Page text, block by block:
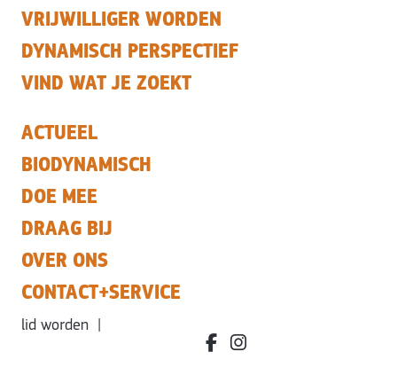
VRIJWILLIGER WORDEN
DYNAMISCH PERSPECTIEF
VIND WAT JE ZOEKT
ACTUEEL
BIODYNAMISCH
DOE MEE
DRAAG BIJ
OVER ONS
CONTACT+SERVICE
lid worden
facebook.com/bdvereniging/
instagram.com/